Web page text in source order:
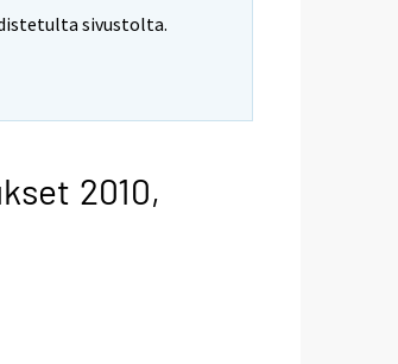
sivustolta.
2010,